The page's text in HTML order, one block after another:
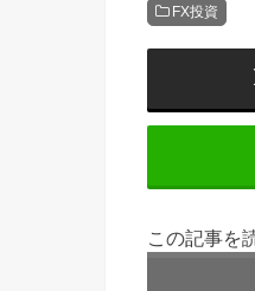
FX投資
この記事を